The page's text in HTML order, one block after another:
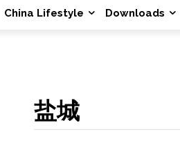
China Lifestyle Downloads